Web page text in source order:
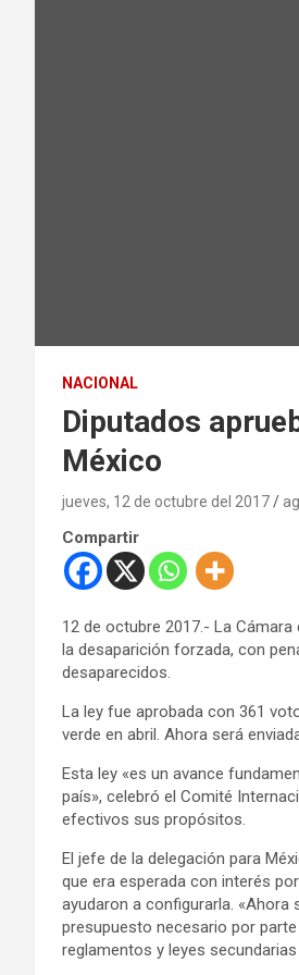
NACIONAL
Diputados
México
jueves, 12 de octubre del 2017
Compartir
12 de octubre 2017.- La
la desaparición forzada, con
desaparecidos.
La ley fue aprobada con 361
verde en abril. Ahora será
Esta ley «es un avance
país», celebró el Comité
efectivos sus propósitos.
El jefe de la delegación para
que era esperada con interés
ayudaron a configurarla. «Ahora
presupuesto necesario por
reglamentos y leyes